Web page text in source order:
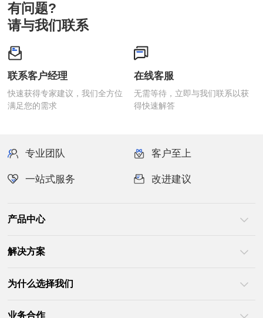
有问题?
请与我们联系
联系客户经理
满足您的需求
在线客服
得快速解答
专业团队 客户至上
一站式服务 改进建议
产品中心
解决方案
为什么选择我们
业务合作